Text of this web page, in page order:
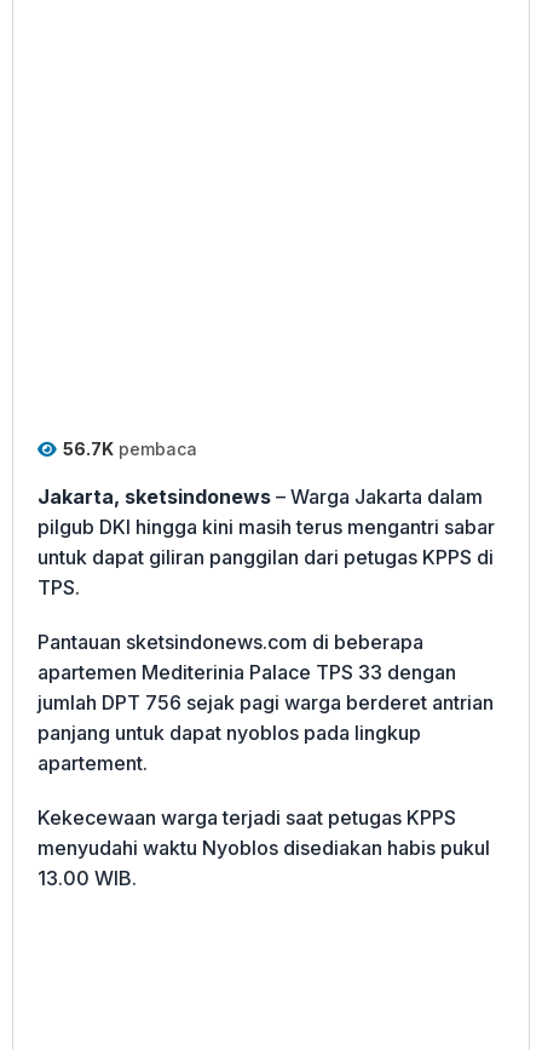
56.7K pembaca
Jakarta, sketsindonews – Warga Jakarta dalam
pilgub DKI hingga kini masih terus mengantri sabar
untuk dapat giliran panggilan dari petugas KPPS di
TPS.
Pantauan sketsindonews.com di beberapa
apartemen Mediterinia Palace TPS 33 dengan
jumlah DPT 756 sejak pagi warga berderet antrian
panjang untuk dapat nyoblos pada lingkup
apartement.
Kekecewaan warga terjadi saat petugas KPPS
menyudahi waktu Nyoblos disediakan habis pukul
13.00 WIB.